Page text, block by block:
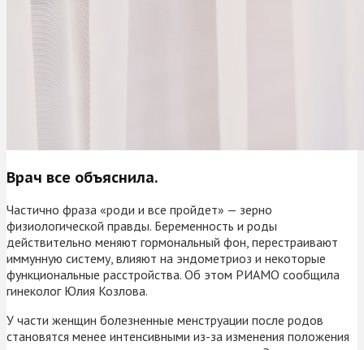
Врач все объяснила.
Частично фраза «роди и все пройдет» — зерно
физиологической правды. Беременность и роды
действительно меняют гормональный фон, перестраивают
иммунную систему, влияют на эндометриоз и некоторые
функциональные расстройства. Об этом РИАМО сообщила
гинеколог Юлия Козлова.
У части женщин болезненные менструации после родов
становятся менее интенсивными из-за изменения положения